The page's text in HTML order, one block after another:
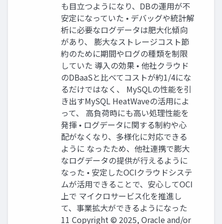
も目立つようになり、DBの運用が不
安定になっていた • デバッグや統計解
析に必要なログデータは肥大化傾向
があり、 膨大なストレージコスト節
約のために期間やログの種類を制限
していた 導入の効果 • 他社クラウド
のDBaaSと比べてコストが約1/4にな
るだけではなく、 MySQLの性能を引
き出すMySQL HeatWaveの活用によ
って、 高負荷時にも高い処理性能を
発揮 • ログデータに関する制約や心
配がなくなり、多様化に対応できる
ように なったため、他社連携で膨大
なログデータの提供が行えるように
なった • 安定したOCIクラウドシステ
ムが活用できることで、安心してOCI
上で マイクロサービス化を推進し
て、事業拡大ができるようになった
11 Copyright © 2025, Oracle and/or